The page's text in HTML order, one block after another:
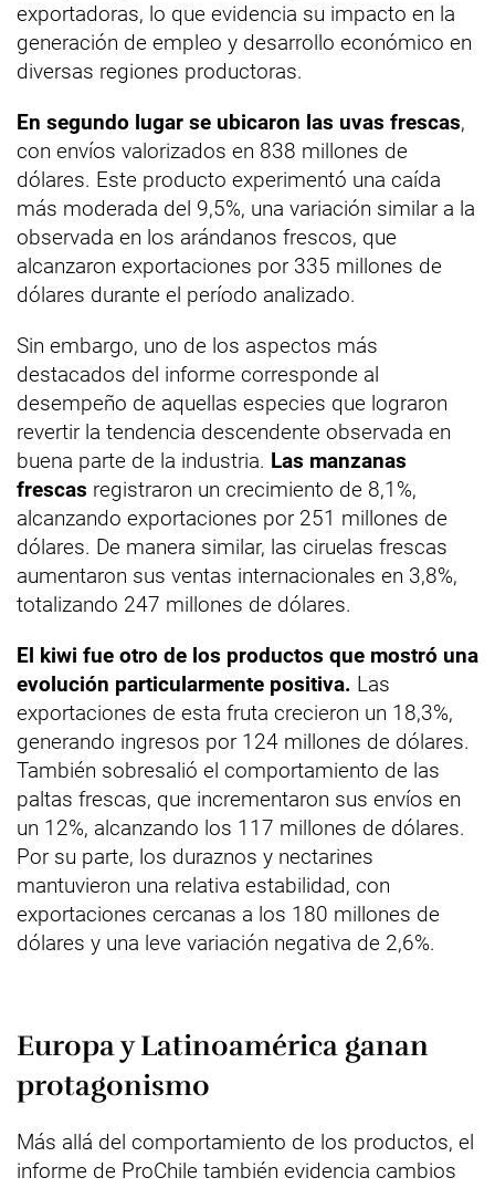
exportadoras, lo que evidencia su impacto en la
generación de empleo y desarrollo económico en
diversas regiones productoras.
En segundo lugar se ubicaron las uvas frescas,
con envíos valorizados en 838 millones de
dólares. Este producto experimentó una caída
más moderada del 9,5%, una variación similar a la
observada en los arándanos frescos, que
alcanzaron exportaciones por 335 millones de
dólares durante el período analizado.
Sin embargo, uno de los aspectos más
destacados del informe corresponde al
desempeño de aquellas especies que lograron
revertir la tendencia descendente observada en
buena parte de la industria. Las manzanas
frescas registraron un crecimiento de 8,1%,
alcanzando exportaciones por 251 millones de
dólares. De manera similar, las ciruelas frescas
aumentaron sus ventas internacionales en 3,8%,
totalizando 247 millones de dólares.
El kiwi fue otro de los productos que mostró una
evolución particularmente positiva. Las
exportaciones de esta fruta crecieron un 18,3%,
generando ingresos por 124 millones de dólares.
También sobresalió el comportamiento de las
paltas frescas, que incrementaron sus envíos en
un 12%, alcanzando los 117 millones de dólares.
Por su parte, los duraznos y nectarines
mantuvieron una relativa estabilidad, con
exportaciones cercanas a los 180 millones de
dólares y una leve variación negativa de 2,6%.
Europa y Latinoamérica ganan
protagonismo
Más allá del comportamiento de los productos, el
informe de ProChile también evidencia cambios